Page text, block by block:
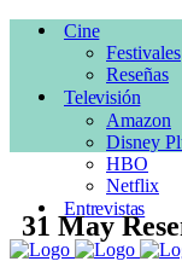
Cine
Festivales
Reseñas
Televisión
Amazon
Disney
HBO
Netflix
Entrevistas
31 May